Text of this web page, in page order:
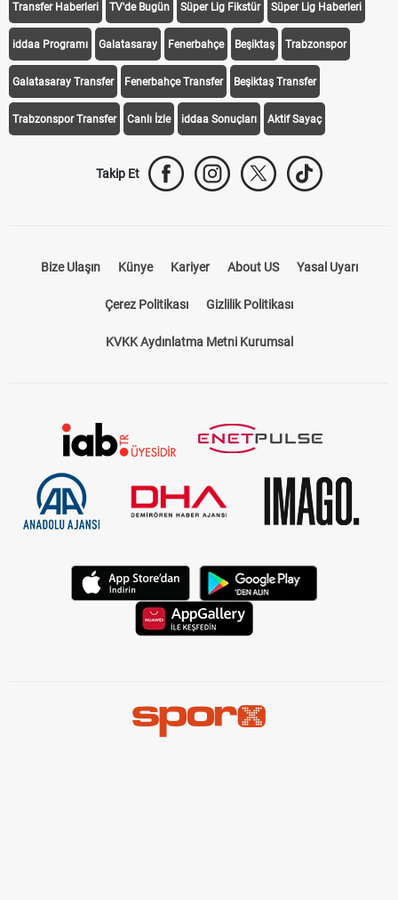
Transfer Haberleri TV'de Bugün Süper Lig Fikstür Süper Lig Haberleri
iddaa Programı Galatasaray Fenerbahçe Beşiktaş Trabzonspor
Galatasaray Transfer Fenerbahçe Transfer Beşiktaş Transfer
Trabzonspor Transfer Canlı İzle iddaa Sonuçları Aktif Sayaç
Takip Et
Bize Ulaşın Künye Kariyer About US Yasal Uyarı
Çerez Politikası Gizlilik Politikası
KVKK Aydınlatma Metni Kurumsal